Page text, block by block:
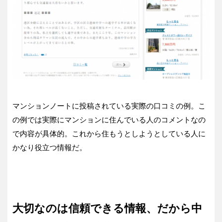
マンションノートに投稿されている実際の口コミの例。こ
の例では実際にマンションに住んでいる人のコメントなの
で内容が具体的。これから住もうとしようとしている人に
かなり役立つ情報だ。
大切なのは信頼できる情報、だから中